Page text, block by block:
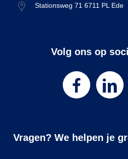
Stationsweg 71 6711 PL Ede
Volg ons op
Vragen? We helpen je